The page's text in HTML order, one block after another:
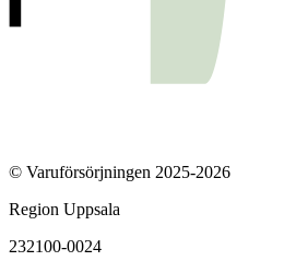
© Varuförsörjningen 2025-2026
Region Uppsala
232100-0024